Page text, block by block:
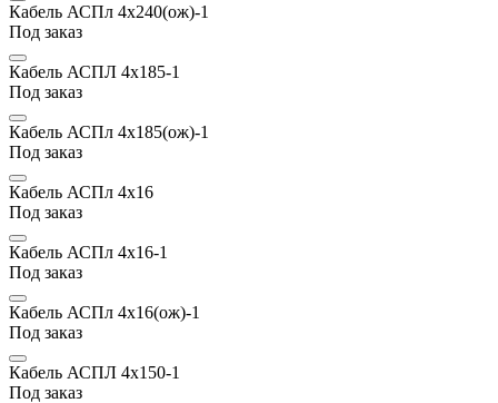
Кабель АСПл 4х240(ож)-1
Под заказ
Кабель АСПЛ 4х185-1
Под заказ
Кабель АСПл 4х185(ож)-1
Под заказ
Кабель АСПл 4х16
Под заказ
Кабель АСПл 4х16-1
Под заказ
Кабель АСПл 4х16(ож)-1
Под заказ
Кабель АСПЛ 4х150-1
Под заказ